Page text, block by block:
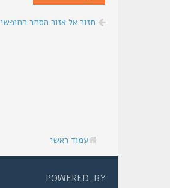
חזור אל אזור הסחר החופשי
עמוד ראשי
POWERED_BY